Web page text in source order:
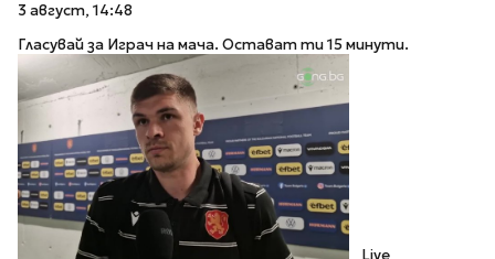
3 август, 14:48
Гласувай за Играч на мача. Остават ти 15 минути.
Live